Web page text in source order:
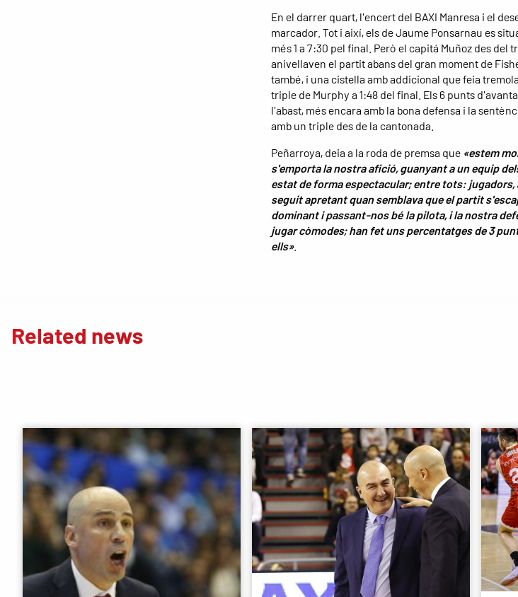
En el darrer quart, l'encert del BAXI Manresa i el
marcador. Tot i així, els de Jaume Ponsarnau es
més 1 a 7:30 pel final. Però el capitá Muñoz des del
anivellaven el partit abans del gran moment de
també, i una cistella amb addicional que feia
triple de Murphy a 1:48 del final. Els 6 punts
l'abast, més encara amb la bona defensa i la
amb un triple des de la cantonada.
Peñarroya, deia a la roda de premsa que «estem
s'emporta la nostra afició, guanyant a un equip
estat de forma espectacular; entre tots: jugadors,
seguit apretant quan semblava que el partit
dominant i passant-nos bé la pilota, i la nostra
jugar còmodes; han fet uns percentatges de 3
ells».
Related news